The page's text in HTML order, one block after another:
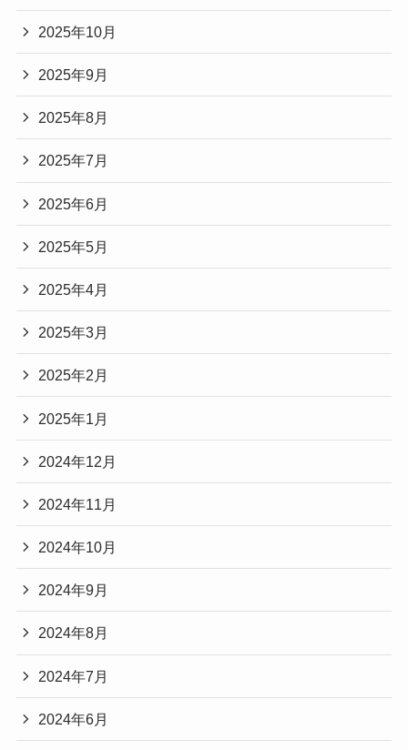
2025年10月
2025年9月
2025年8月
2025年7月
2025年6月
2025年5月
2025年4月
2025年3月
2025年2月
2025年1月
2024年12月
2024年11月
2024年10月
2024年9月
2024年8月
2024年7月
2024年6月